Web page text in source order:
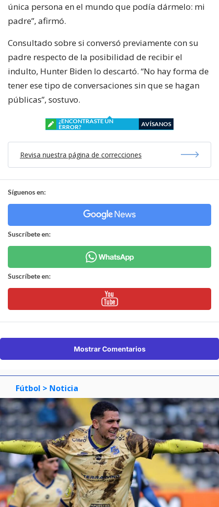
única persona en el mundo que podía dármelo: mi
padre”, afirmó.
Consultado sobre si conversó previamente con su
padre respecto de la posibilidad de recibir el
indulto, Hunter Biden lo descartó. “No hay forma de
tener ese tipo de conversaciones sin que se hagan
públicas”, sostuvo.
¿ENCONTRASTE UN
ERROR?
AVÍSANOS
Revisa nuestra página de correcciones
Síguenos en:
Suscríbete en:
Suscríbete en:
Mostrar Comentarios
Fútbol > Noticia